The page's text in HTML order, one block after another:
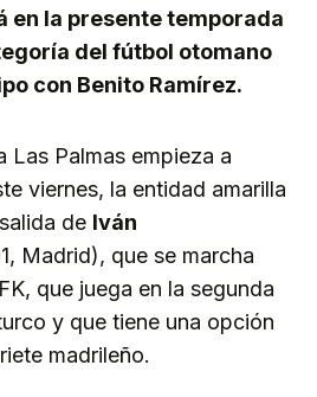
en la presente temporada
del fútbol otomano
con Benito Ramírez.
Las Palmas empieza a
viernes, la entidad amarilla
de Iván
Madrid), que se marcha
que juega en la segunda
y que tiene una opción
madrileño.